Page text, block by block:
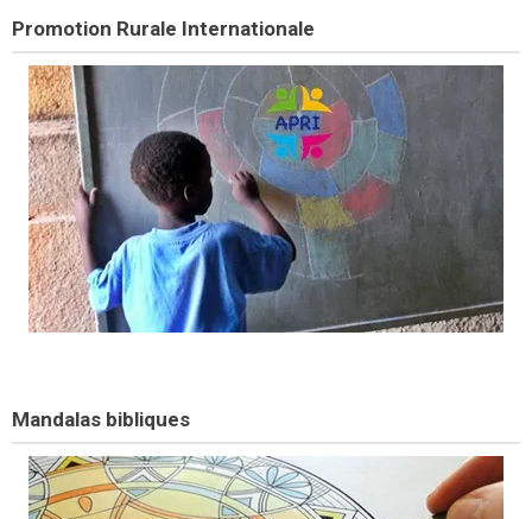
Promotion Rurale Internationale
Mandalas bibliques